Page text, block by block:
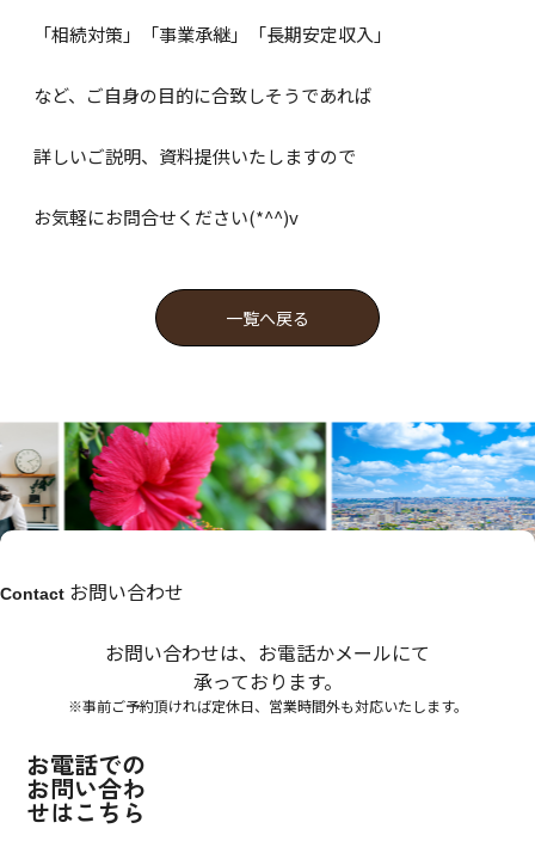
Pure Css Animated
Background
「相続対策」「事業承継」「長期安定収入」
など、ご自身の目的に合致しそうであれば
詳しいご説明、資料提供いたしますので
お気軽にお問合せください(*^^)v
一覧へ戻る
Contact お問い合わせ
お問い合わせは、お電話かメールにて
承っております。
※事前ご予約頂ければ定休日、営業時間外も対応いたします。
お電話での
お問い合わ
せはこちら